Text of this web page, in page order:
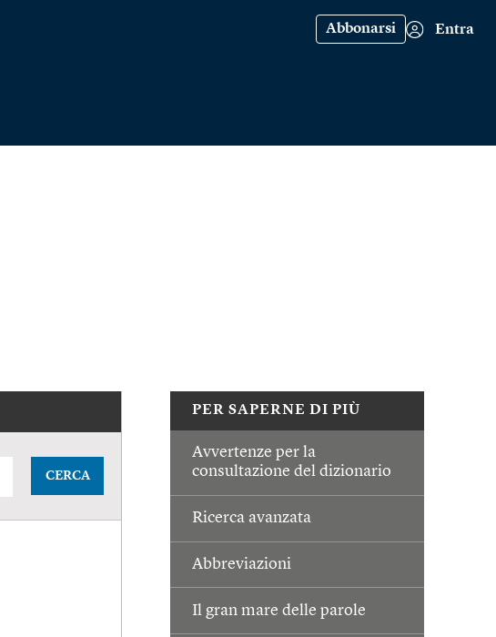
Abbonarsi Entra
PER SAPERNE DI PIÙ
Avvertenze per la
consultazione del dizionario
Ricerca avanzata
Abbreviazioni
Il gran mare delle parole
CERCA